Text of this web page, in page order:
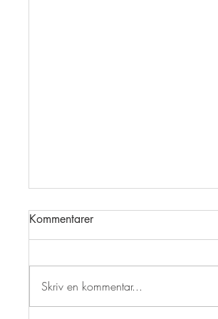
Kommentarer
Skriv en kommentar...